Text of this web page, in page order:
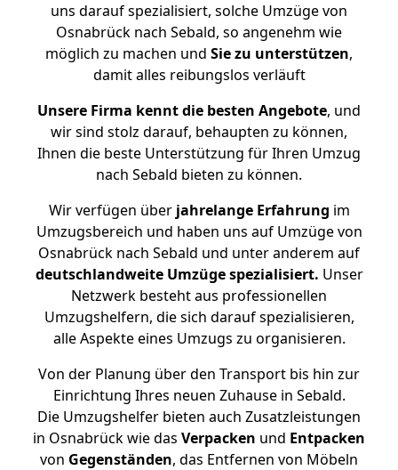
uns darauf spezialisiert, solche Umzüge von
Osnabrück nach Sebald, so angenehm wie
möglich zu machen und Sie zu unterstützen,
damit alles reibungslos verläuft
Unsere Firma kennt die besten Angebote, und
wir sind stolz darauf, behaupten zu können,
Ihnen die beste Unterstützung für Ihren Umzug
nach Sebald bieten zu können.
Wir verfügen überjahrelange Erfahrung im
Umzugsbereich und haben uns auf Umzüge von
Osnabrück nach Sebald und unter anderem auf
deutschlandweite Umzüge spezialisiert. Unser
Netzwerk besteht aus professionellen
Umzugshelfern, die sich darauf spezialisieren,
alle Aspekte eines Umzugs zu organisieren.
Von der Planung über den Transport bis hin zur
Einrichtung Ihres neuen Zuhause in Sebald.
Die Umzugshelfer bieten auch Zusatzleistungen
in Osnabrück wie das Verpacken und Entpacken
von Gegenständen, das Entfernen von Möbeln